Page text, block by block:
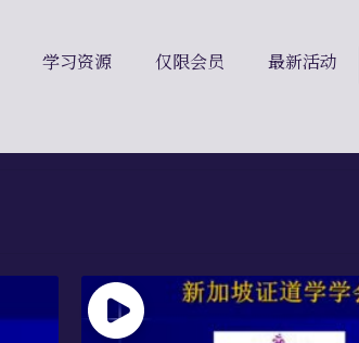
学习资源 仅限会员 最新活动